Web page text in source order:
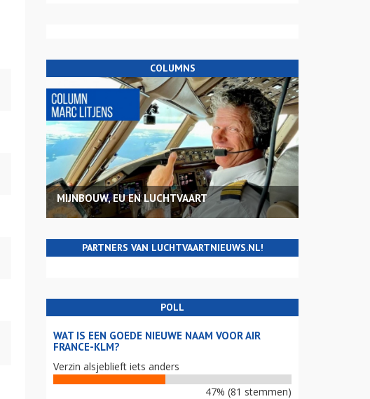
COLUMNS
MIJNBOUW, EU EN LUCHTVAART
PARTNERS VAN LUCHTVAARTNIEUWS.NL!
POLL
WAT IS EEN GOEDE NIEUWE NAAM VOOR AIR
FRANCE-KLM?
Verzin alsjeblieft iets anders
47% (81 stemmen)